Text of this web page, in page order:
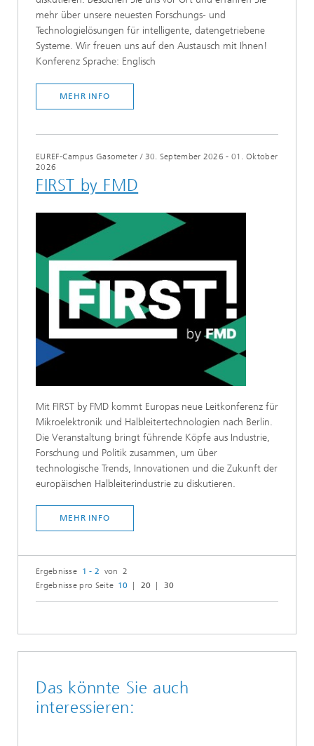
mehr über unsere neuesten Forschungs- und
Technologielösungen für intelligente, datengetriebene
Systeme. Wir freuen uns auf den Austausch mit Ihnen!
Konferenz Sprache: Englisch
MEHR INFO
EUREF-Campus Gasometer / 30. September 2026 - 01. Oktober
2026
FIRST by FMD
Mit FIRST by FMD kommt Europas neue Leitkonferenz für
Mikroelektronik und Halbleitertechnologien nach Berlin.
Die Veranstaltung bringt führende Köpfe aus Industrie,
Forschung und Politik zusammen, um über
technologische Trends, Innovationen und die Zukunft der
europäischen Halbleiterindustrie zu diskutieren.
MEHR INFO
Ergebnisse 1 - 2 von 2
Ergebnisse pro Seite 10 20 30
Das könnte Sie auch
interessieren: